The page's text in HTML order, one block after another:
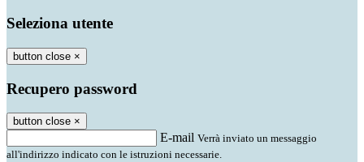
Seleziona utente
button close ×
Recupero password
button close ×
E-mail Verrà inviato un messaggio
all'indirizzo indicato con le istruzioni necessarie.